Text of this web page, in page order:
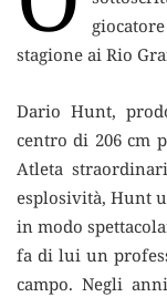
stagione ai Rio
Dario Hunt,
centro di 206 cm
Atleta
esplosività, Hunt
in modo
fa di lui un
campo. Negli